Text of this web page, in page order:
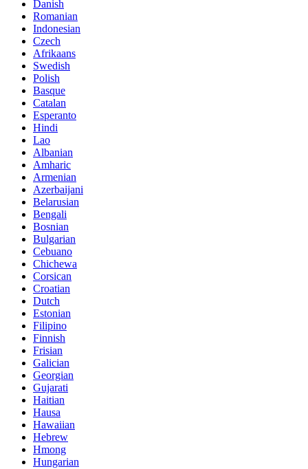
Danish
Romanian
Indonesian
Czech
Afrikaans
Swedish
Polish
Basque
Catalan
Esperanto
Hindi
Lao
Albanian
Amharic
Armenian
Azerbaijani
Belarusian
Bengali
Bosnian
Bulgarian
Cebuano
Chichewa
Corsican
Croatian
Dutch
Estonian
Filipino
Finnish
Frisian
Galician
Georgian
Gujarati
Haitian
Hausa
Hawaiian
Hebrew
Hmong
Hungarian